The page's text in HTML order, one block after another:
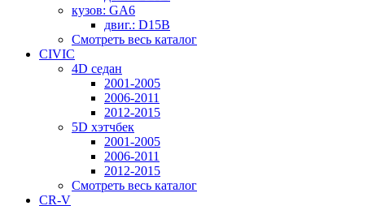
кузов: GA6
двиг.: D15B
Смотреть весь каталог
CIVIC
4D седан
2001-2005
2006-2011
2012-2015
5D хэтчбек
2001-2005
2006-2011
2012-2015
Смотреть весь каталог
CR-V